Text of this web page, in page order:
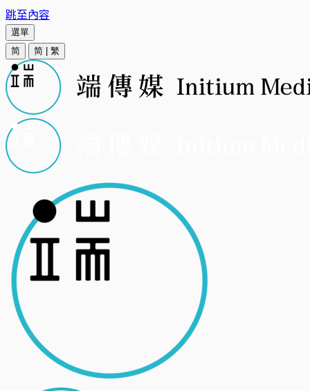
跳至內容
選單
简
简 繁